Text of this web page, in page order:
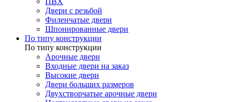
Двери с резьбой
Филенчатые двери
Шпонированные двери
По типу конструкции
По типу конструкции
Арочные двери
Входные двери на заказ
Высокие двери
Двери больших размеров
Двухстворчатые арочные двери